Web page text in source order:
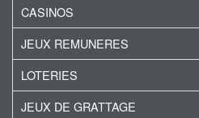
CASINOS
JEUX REMUNERES
LOTERIES
JEUX DE GRATTAGE